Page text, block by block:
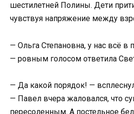
шестилетней Полины. Дети
чувствуя напряжение между
— Ольга Степановна, у нас всё в
— ровным голосом ответила
— Да какой порядок! —
— Павел вчера жаловался, что
пересоленным. А постельное